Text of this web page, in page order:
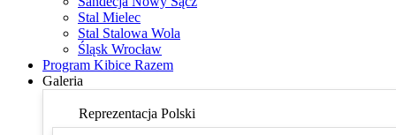
Stal Mielec
Stal Stalowa Wola
Śląsk Wrocław
Program Kibice Razem
Galeria
Reprezentacja Polski